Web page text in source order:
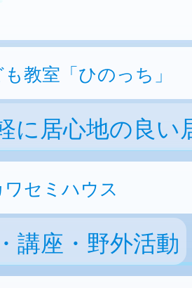
教室「ひのっち」
に居心地の良い
ワセミハウス
講座・野外活動